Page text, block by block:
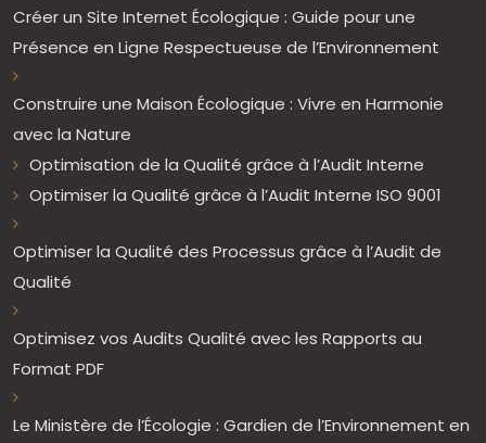
Créer un Site Internet Écologique : Guide pour une
Présence en Ligne Respectueuse de l’Environnement
Construire une Maison Écologique : Vivre en Harmonie
avec la Nature
Optimisation de la Qualité grâce à l’Audit Interne
Optimiser la Qualité grâce à l’Audit Interne ISO 9001
Optimiser la Qualité des Processus grâce à l’Audit de
Qualité
Optimisez vos Audits Qualité avec les Rapports au
Format PDF
Le Ministère de l’Écologie : Gardien de l’Environnement en